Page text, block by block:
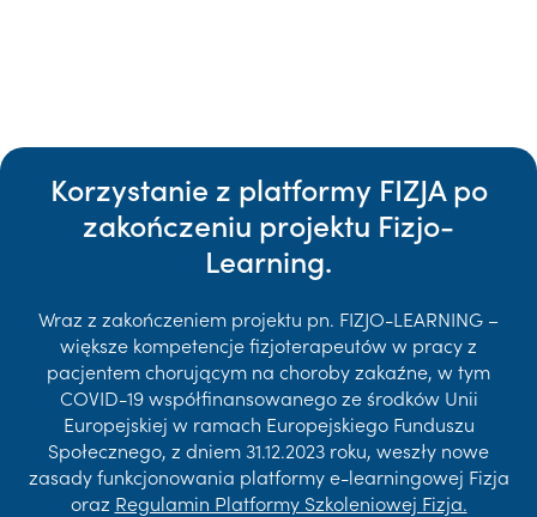
Korzystanie z platformy FIZJA po
zakończeniu projektu Fizjo-
Learning.
Wraz z zakończeniem projektu pn. FIZJO-LEARNING –
większe kompetencje fizjoterapeutów w pracy z
pacjentem chorującym na choroby zakaźne, w tym
COVID-19 współfinansowanego ze środków Unii
Europejskiej w ramach Europejskiego Funduszu
Społecznego, z dniem 31.12.2023 roku, weszły nowe
zasady funkcjonowania platformy e-learningowej Fizja
oraz Regulamin Platformy Szkoleniowej Fizja.